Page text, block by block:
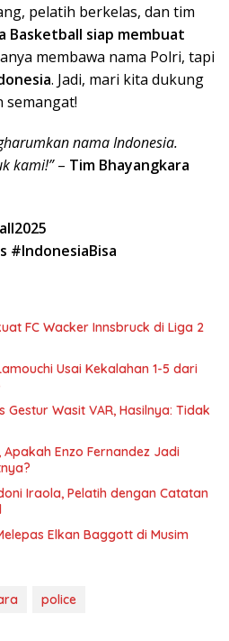
pelatih berkelas, dan tim
Basketball siap membuat
membawa nama Polri, tapi
. Jadi, mari kita dukung
semangat!
nama Indonesia.
kami!”– Tim Bhayangkara
#IndonesiaBisa
FC Wacker Innsbruck di Liga 2
Usai Kekalahan 1-5 dari
Gestur Wasit VAR, Hasilnya: Tidak
Enzo Fernandez Jadi
Iraola, Pelatih dengan Catatan
Elkan Baggott di Musim
police